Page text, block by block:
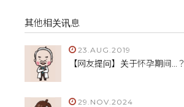
其他相关讯息
23.AUG.2019
【网友提问】关于怀孕期间...？
29.NOV.2024